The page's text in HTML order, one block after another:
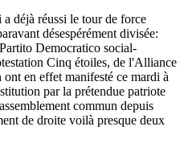
déjà réussi le tour de force
désespérément divisée:
Democratico social-
Cinq étoiles, de l'Alliance
en effet manifesté ce mardi à
par la prétendue patriote
commun depuis
de droite voilà presque deux